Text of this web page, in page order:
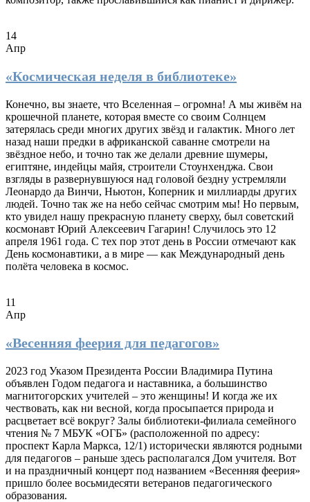
14
Апр
«Космическая неделя в библиотеке»
Конечно, вы знаете, что Вселенная – огромна! А мы живём на
крошечной планете, которая вместе со своим Солнцем
затерялась среди многих других звёзд и галактик. Много лет
назад наши предки в африканской саванне смотрели на
звёздное небо, и точно так же делали древние шумеры,
египтяне, индейцы майя, строители Стоунхенджа. Свои
взгляды в развернувшуюся над головой бездну устремляли
Леонардо да Винчи, Ньютон, Коперник и миллиарды других
людей. Точно так же на небо сейчас смотрим мы! Но первым,
кто увидел нашу прекрасную планету сверху, был советский
космонавт Юрий Алексеевич Гагарин! Случилось это 12
апреля 1961 года. С тех пор этот день в России отмечают как
День космонавтики, а в мире — как Международный день
полëта человека в космос.
11
Апр
«Весенняя феерия для педагогов»
2023 год Указом Президента России Владимира Путина
объявлен Годом педагога и наставника, а большинство
магнитогорских учителей – это женщины! И когда же их
чествовать, как ни весной, когда просыпается природа и
расцветает всё вокруг? Залы библиотеки-филиала семейного
чтения № 7 МБУК «ОГБ» (расположенной по адресу:
проспект Карла Маркса, 12/1) исторически являются родными
для педагогов – раньше здесь располагался Дом учителя. Вот
и на праздничный концерт под названием «Весенняя феерия»
пришло более восьмидесяти ветеранов педагогического
образования.